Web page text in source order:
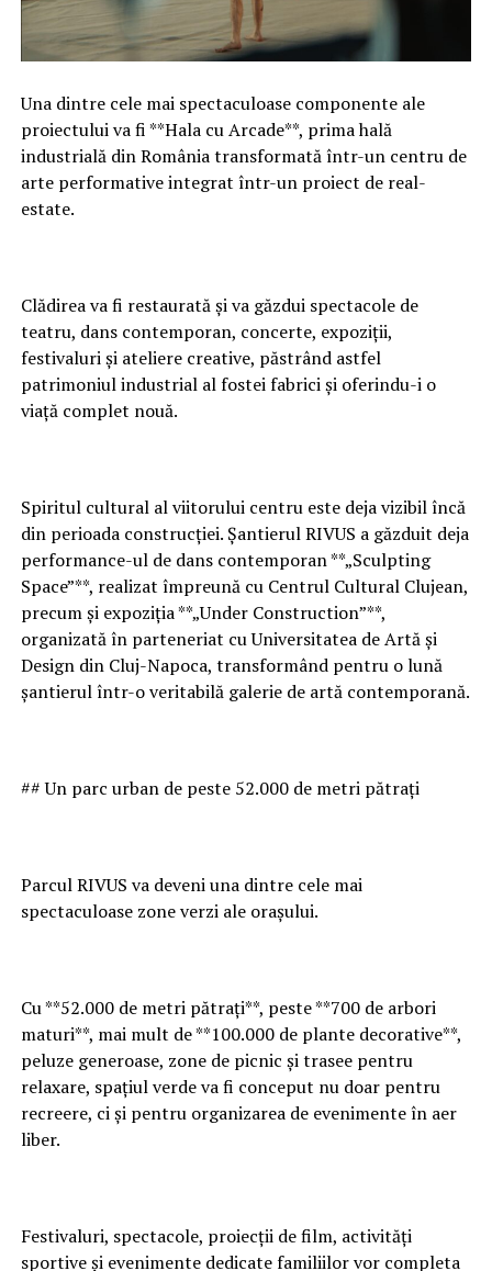
Una dintre cele mai spectaculoase componente ale
proiectului va fi **Hala cu Arcade**, prima hală
industrială din România transformată într-un centru de
arte performative integrat într-un proiect de real-
estate.
Clădirea va fi restaurată și va găzdui spectacole de
teatru, dans contemporan, concerte, expoziții,
festivaluri și ateliere creative, păstrând astfel
patrimoniul industrial al fostei fabrici și oferindu-i o
viață complet nouă.
Spiritul cultural al viitorului centru este deja vizibil încă
din perioada construcției. Șantierul RIVUS a găzduit deja
performance-ul de dans contemporan **„Sculpting
Space”**, realizat împreună cu Centrul Cultural Clujean,
precum și expoziția **„Under Construction”**,
organizată în parteneriat cu Universitatea de Artă și
Design din Cluj-Napoca, transformând pentru o lună
șantierul într-o veritabilă galerie de artă contemporană.
## Un parc urban de peste 52.000 de metri pătrați
Parcul RIVUS va deveni una dintre cele mai
spectaculoase zone verzi ale orașului.
Cu **52.000 de metri pătrați**, peste **700 de arbori
maturi**, mai mult de **100.000 de plante decorative**,
peluze generoase, zone de picnic și trasee pentru
relaxare, spațiul verde va fi conceput nu doar pentru
recreere, ci și pentru organizarea de evenimente în aer
liber.
Festivaluri, spectacole, proiecții de film, activități
sportive și evenimente dedicate familiilor vor completa